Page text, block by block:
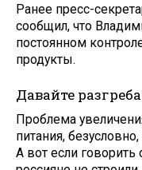
Ранее пресс-
сообщил, что
постоянном
продукты.
Давайте
Проблема
питания,
А вот если